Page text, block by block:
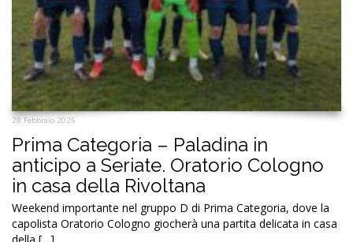
28 Febbraio 2025
Prima Categoria – Paladina in
anticipo a Seriate. Oratorio Cologno
in casa della Rivoltana
Weekend importante nel gruppo D di Prima Categoria, dove la
capolista Oratorio Cologno giocherà una partita delicata in casa